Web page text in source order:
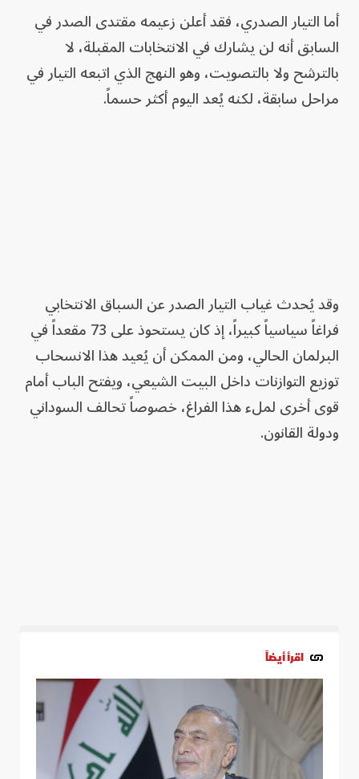
أما التيار الصدري، فقد أعلن زعيمه مقتدى الصدر في
السابق أنه لن يشارك في الانتخابات المقبلة، لا
بالترشح ولا بالتصويت، وهو النهج الذي اتبعه التيار في
مراحل سابقة، لكنه يُعد اليوم أكثر حسماً.
وقد يُحدث غياب التيار الصدر عن السباق الانتخابي
فراغاً سياسياً كبيراً، إذ كان يستحوذ على 73 مقعداً في
البرلمان الحالي، ومن الممكن أن يُعيد هذا الانسحاب
توزيع التوازنات داخل البيت الشيعي، ويفتح الباب أمام
قوى أخرى لملء هذا الفراغ، خصوصاً تحالف السوداني
ودولة القانون.
اقرأ أيضاً